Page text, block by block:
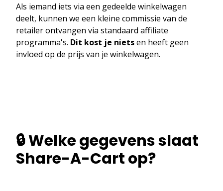
Als iemand iets via een gedeelde winkelwagen
deelt, kunnen we een kleine commissie van de
retailer ontvangen via standaard affiliate
programma's. Dit kost je nietsen heeft geen
invloed op de prijs van je winkelwagen.
🔒 Welke gegevens slaat
Share-A-Cart op?